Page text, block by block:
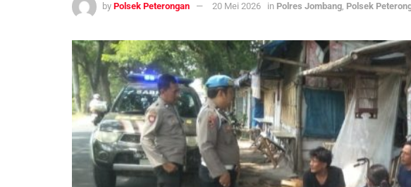
by Polsek Peterongan 20 Mei 2026 in Polres Jombang, Polsek